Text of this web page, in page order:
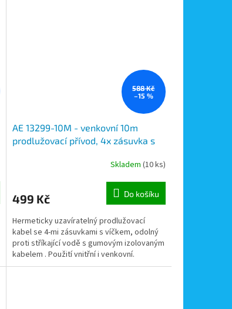
588 Kč
–15 %
AE 13299-10M - venkovní 10m
prodlužovací přívod, 4x zásuvka s
Skladem (10 ks)
499 Kč Do košíku
Hermeticky uzavíratelný prodlužovací
kabel se 4-mi zásuvkami s víčkem, odolný
proti stříkající vodě s gumovým izolovaným
kabelem . Použití vnitřní i venkovní.